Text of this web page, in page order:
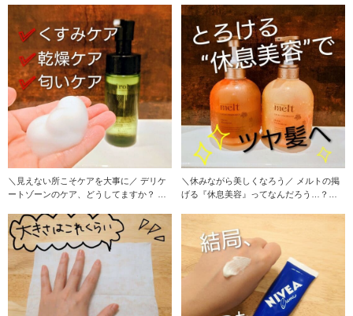
＼見えない所こそケアを大事に／ デリケ
ートゾーンのケア、どうしてますか？ お
＼休みながら美しくなろう／ メルトの掲
げる『休息美容』ってなんだろう…？と